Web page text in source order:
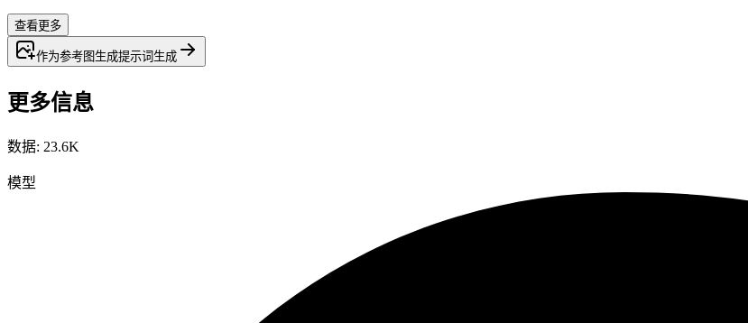
查看更多
作为参考图生成提示词 生成
更多信息
数据: 23.6K
模型